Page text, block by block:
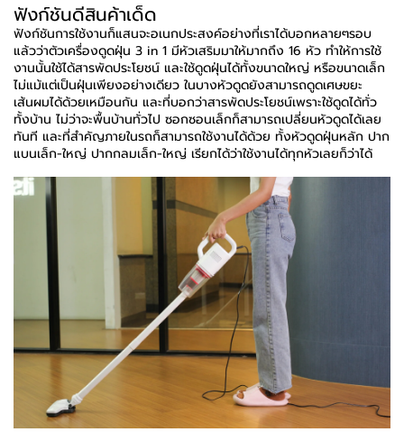
ฟังก์ชันดีสินค้าเด็ด
ฟังก์ชันการใช้งานก็แสนจะอเนกประสงค์อย่างที่เราได้บอกหลายๆรอบ
แล้วว่าตัวเครื่องดูดฝุ่น 3 in 1 มีหัวเสริมมาให้มากถึง 16 หัว ทำให้การใช้
งานนั้นใช้ได้สารพัดประโยชน์ และใช้ดูดฝุ่นได้ทั้งขนาดใหญ่ หรือขนาดเล็ก
ไม่แม้แต่เป็นฝุ่นเพียงอย่างเดียว ในบางหัวดูดยังสามารถดูดเศษขยะ
เส้นผมได้ด้วยเหมือนกัน และที่บอกว่าสารพัดประโยชน์เพราะใช้ดูดได้ทั่ว
ทั้งบ้าน ไม่ว่าจะพื้นบ้านทั่วไป ซอกซอนเล็กก็สามารถเปลี่ยนหัวดูดได้เลย
ทันที และที่สำคัญภายในรถก็สามารถใช้งานได้ด้วย ทั้งหัวดูดฝุ่นหลัก ปาก
แบนเล็ก-ใหญ่ ปากกลมเล็ก-ใหญ่ เรียกได้ว่าใช้งานได้ทุกหัวเลยก็ว่าได้